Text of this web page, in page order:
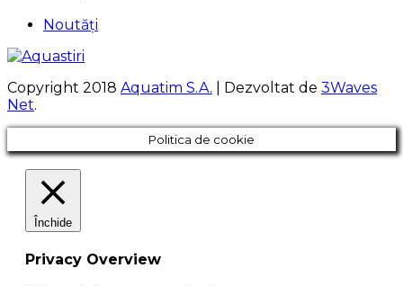
Noutăți
Copyright 2018 Aquatim S.A. | Dezvoltat de 3Waves
Net.
Politica de cookie
Închide
Privacy Overview